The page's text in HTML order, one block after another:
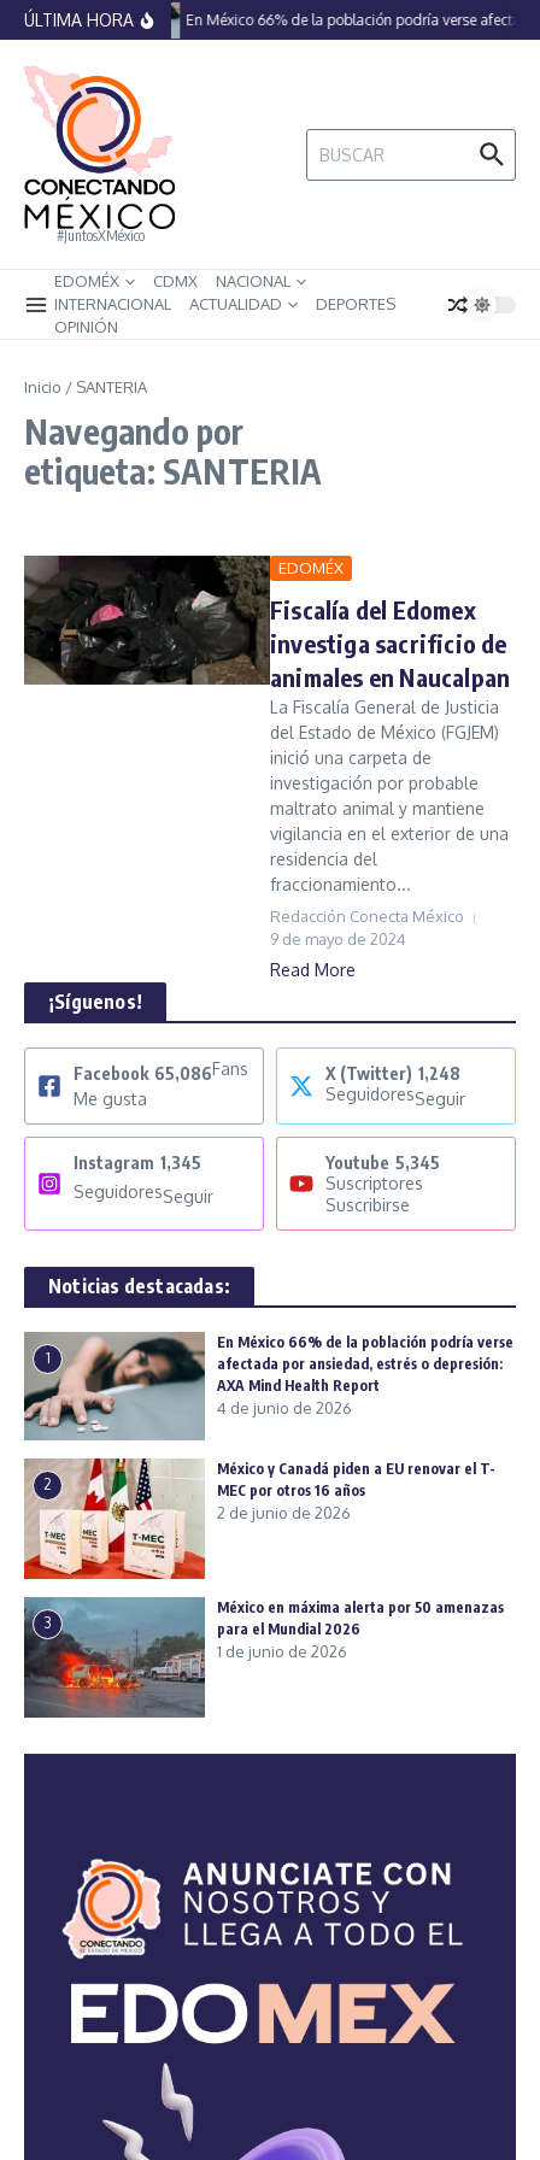
Saltar al contenido
ÚLTIMA HORA En México 66% de la población podría verse
#JuntosXMéxico
Buscar:
EDOMÉX CDMX
NACIONAL
INTERNACIONAL
ACTUALIDAD
DEPORTES
OPINIÓN
Inicio / SANTERIA
Navegando por
etiqueta: SANTERIA
EDOMÉX
Fiscalía del Edomex
investiga sacrificio de
animales en Naucalpan
La Fiscalía General de Justicia
del Estado de México (FGJEM)
inició una carpeta de
investigación por probable
maltrato animal y mantiene
vigilancia en el exterior de una
residencia del
fraccionamiento...
Redacción Conecta México
9 de mayo de 2024
Read More
¡Síguenos!
Facebook 65,086Fans
Me gusta
X (Twitter) 1,248
SeguidoresSeguir
Instagram 1,345
SeguidoresSeguir
Youtube 5,345
Suscriptores
Suscribirse
Noticias destacadas:
1
En México 66% de la población podría verse
afectada por ansiedad, estrés o depresión:
AXA Mind Health Report
4 de junio de 2026
2
México y Canadá piden a EU renovar el T-
MEC por otros 16 años
2 de junio de 2026
3
México en máxima alerta por 50 amenazas
para el Mundial 2026
1 de junio de 2026